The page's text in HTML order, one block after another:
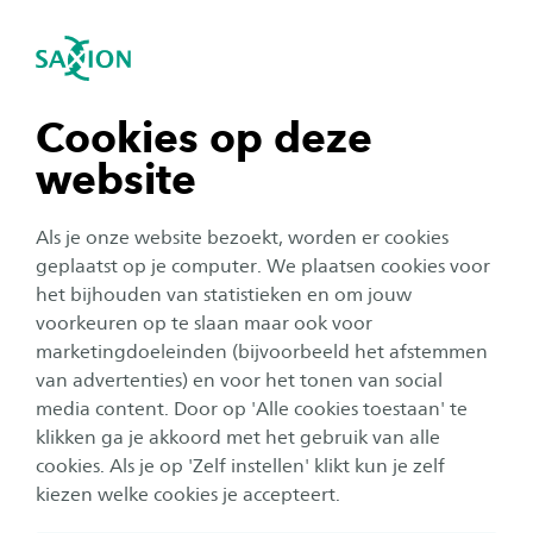
Cookies op deze
website
Als je onze website bezoekt, worden er cookies
geplaatst op je computer. We plaatsen cookies voor
het bijhouden van statistieken en om jouw
voorkeuren op te slaan maar ook voor
marketingdoeleinden (bijvoorbeeld het afstemmen
van advertenties) en voor het tonen van social
media content. Door op 'Alle cookies toestaan' te
klikken ga je akkoord met het gebruik van alle
cookies. Als je op 'Zelf instellen' klikt kun je zelf
kiezen welke cookies je accepteert.
Navigatie openen
tonen
tonen
tonen
tonen
sluiten
INTRO programma
Welkom bij het algemene programma van de
INTRO 2026! Op deze pagina ontdek je alles wat
je écht niet wilt missen – van de gaafste
activiteiten tot het spetterende INTRO Concert.
De hele week zit bomvol actie, gezelligheid en
ontmoetingen. Eén ding is zeker: dit is dé beste
start van je studie! Dus... Ga jij ALL INTRO?